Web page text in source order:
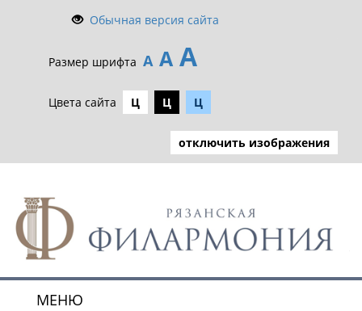
Обычная версия сайта
Размер шрифта А А А
Цвета сайта Ц Ц Ц
отключить изображения
МЕНЮ